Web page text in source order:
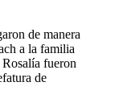
de manera
a la familia
fueron
de